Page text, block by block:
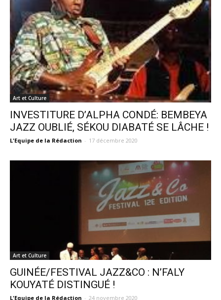
Art et Culture
INVESTITURE D’ALPHA CONDÉ: BEMBEYA
JAZZ OUBLIÉ, SÉKOU DIABATÉ SE LÂCHE !
L'Equipe de la Rédaction - 17 décembre 2020
Art et Culture
GUINÉE/FESTIVAL JAZZ&CO : N’FALY
KOUYATÉ DISTINGUÉ !
L'Equipe de la Rédaction - 24 novembre 2020